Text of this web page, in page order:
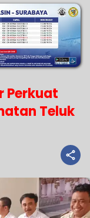
Perkuat
Teluk